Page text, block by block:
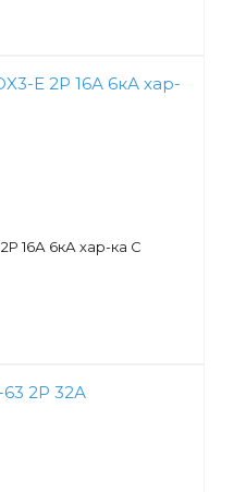
16А 6кА хар-ка С